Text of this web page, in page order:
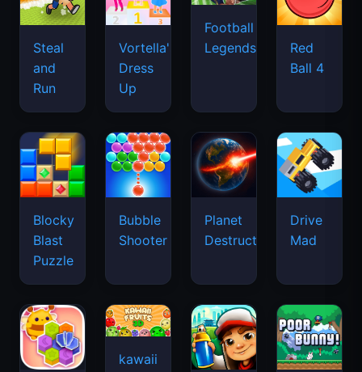
Steal
and
Run
Vortella's
Dress
Up
Football
Legends
Red
Ball 4
Blocky
Blast
Puzzle
Bubble
Shooter
Planet
Destruction
Drive
Mad
kawaii